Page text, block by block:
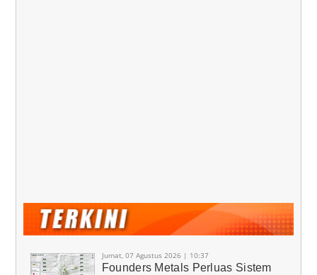
Jumat, 07 Agustus 2026 | 10:37
Founders Metals Perluas Sistem